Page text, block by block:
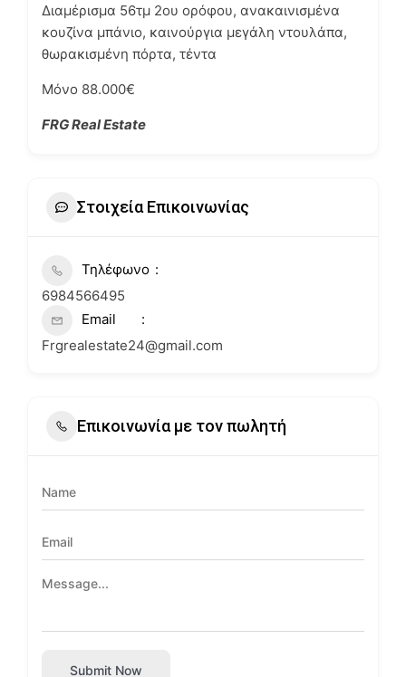
Διαμέρισμα 56τμ 2ου ορόφου, ανακαινισμένα
κουζίνα μπάνιο, καινούργια μεγάλη ντουλάπα,
θωρακισμένη πόρτα, τέντα
Μόνο 88.000€
FRG Real Estate
Στοιχεία Επικοινωνίας
Τηλέφωνο
6984566495
Email
Frgrealestate24@gmail.com
Επικοινωνία με τον πωλητή
Submit Now